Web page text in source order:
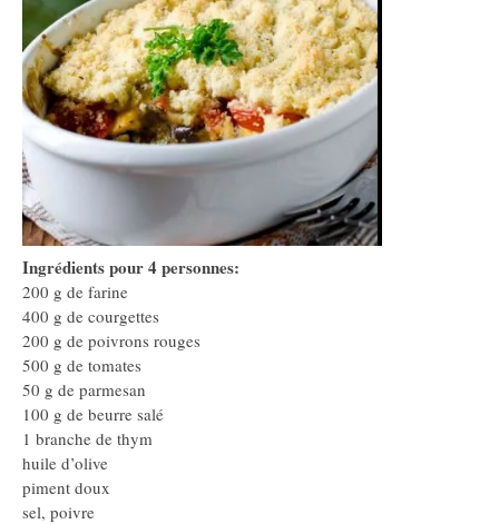
Ingrédients pour 4 personnes:
200 g de farine
400 g de courgettes
200 g de poivrons rouges
500 g de tomates
50 g de parmesan
100 g de beurre salé
1 branche de thym
huile d’olive
piment doux
sel, poivre